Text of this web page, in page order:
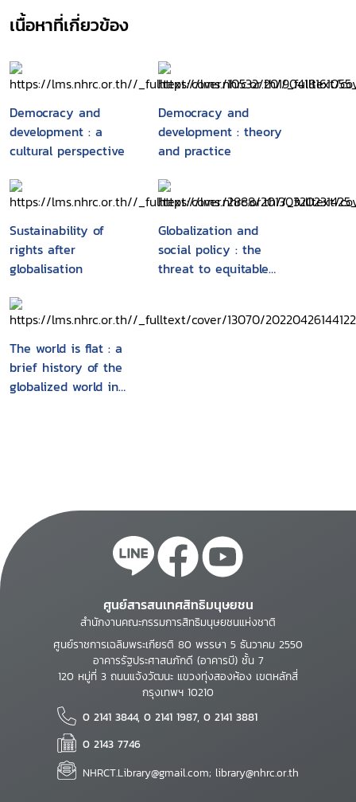
เนื้อหาที่เกี่ยวข้อง
Democracy and
development : a
cultural perspective
Democracy and
development : theory
and practice
Sustainability of
rights after
globalisation
Globalization and
social policy : the
threat to equitable
The world is flat : a
brief history of the
globalized world in
ศูนย์สารสนเทศสิทธิมนุษยชน
สำนักงานคณะกรรมการสิทธิมนุษยชนแห่งชาติ
ศูนย์ราชการเฉลิมพระเกียรติ 80 พรรษา 5 ธันวาคม 2550
อาคารรัฐประศาสนภักดี (อาคารบี) ชั้น 7
120 หมู่ที่ 3 ถนนแจ้งวัฒนะ แขวงทุ่งสองห้อง เขตหลักสี่
กรุงเทพฯ 10210
0 2141 3844, 0 2141 1987, 0 2141 3881
0 2143 7746
NHRCT.Library@gmail.com; library@nhrc.or.th